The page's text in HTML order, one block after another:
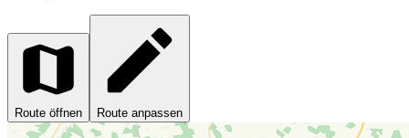
Route öffnen Route anpassen